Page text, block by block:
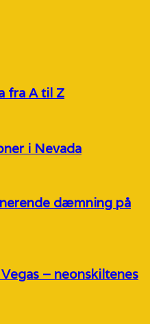
fra A til Z
i Nevada
dæmning på
– neonskiltenes